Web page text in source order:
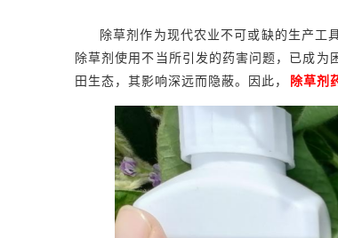
除草剂作为现代农业不可或缺的生产工
除草剂使用不当所引发的药害问题，已成
田生态，其影响深远而隐蔽。因此，
除草剂